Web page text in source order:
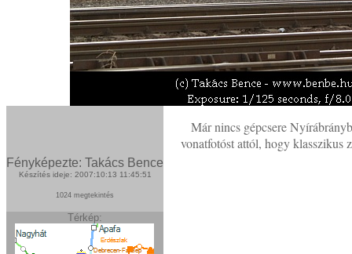
Fényképezte: Takács Bence
Készítés ideje: 2007:10:13 11:45:51
1024 megtekintés
Térkép:
Már nincs gépcsere
vonatfotóst attól, hogy klasszikus